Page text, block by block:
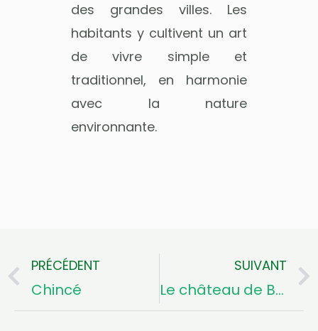
des grandes villes. Les
habitants y cultivent un art
de vivre simple et
traditionnel, en harmonie
avec la nature
environnante.
Précédent
PRÉCÉDENT
Chincé
SUIVANT
Le château de Brin